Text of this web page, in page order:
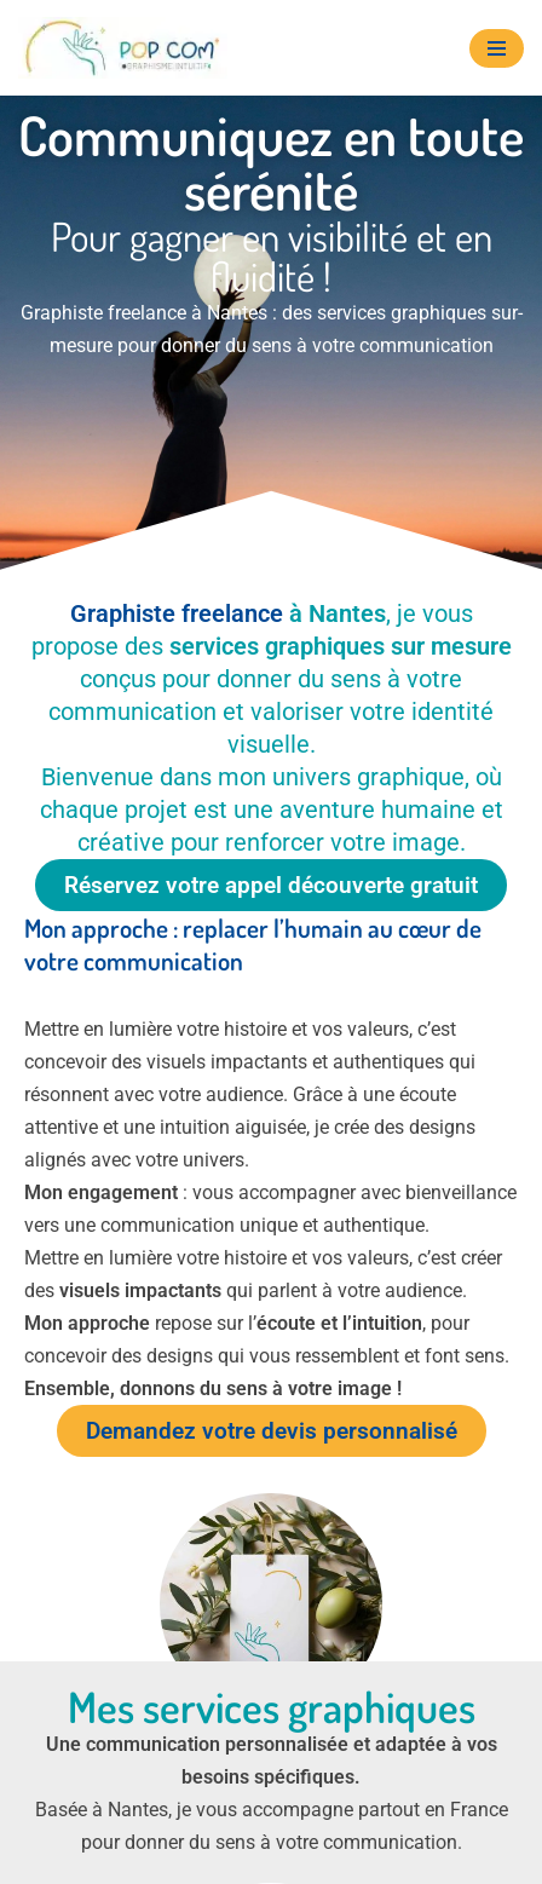
Aller
au
contenu
Communiquez en toute
sérénité
Pour gagner en visibilité et en
fluidité !
Graphiste freelance à Nantes : des services graphiques sur-
mesure pour donner du sens à votre communication
Graphiste freelanceà Nantes, je vous
propose des services graphiques sur mesure
conçus pour donner du sens à votre
communication et valoriser votre identité
visuelle.
Bienvenue dans mon univers graphique, où
chaque projet est une aventure humaine et
créative pour renforcer votre image.
Réservez votre appel découverte gratuit
Mon approche : replacer l’humain au cœur de
votre communication
Mettre en lumière votre histoire et vos valeurs, c’est
concevoir des visuels impactants et authentiques qui
résonnent avec votre audience. Grâce à une écoute
attentive et une intuition aiguisée, je crée des designs
alignés avec votre univers.
Mon engagement : vous accompagner avec bienveillance
vers une communication unique et authentique.
Mettre en lumière votre histoire et vos valeurs, c’est créer
des visuels impactants qui parlent à votre audience.
Mon approche repose sur l’écoute et l’intuition, pour
concevoir des designs qui vous ressemblent et font sens.
Ensemble, donnons du sens à votre image !
Demandez votre devis personnalisé
Mes services graphiques
Une communication personnalisée et adaptée à vos
besoins spécifiques.
Basée à Nantes, je vous accompagne partout en France
pour donner du sens à votre communication.